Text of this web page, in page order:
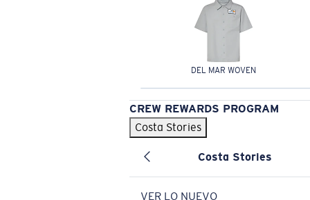
DEL MAR WOVEN
CREW REWARDS PROGRAM
Costa Stories
Costa Stories
VER LO NUEVO